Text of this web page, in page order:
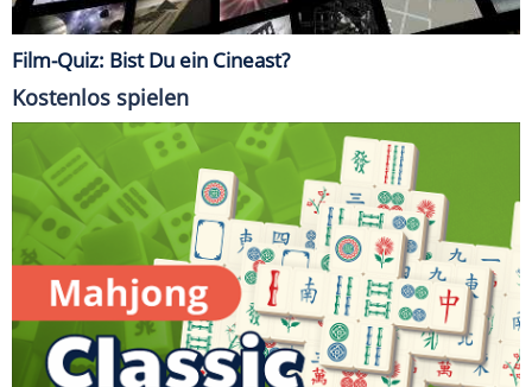
Film-Quiz: Bist Du ein Cineast?
Kostenlos spielen